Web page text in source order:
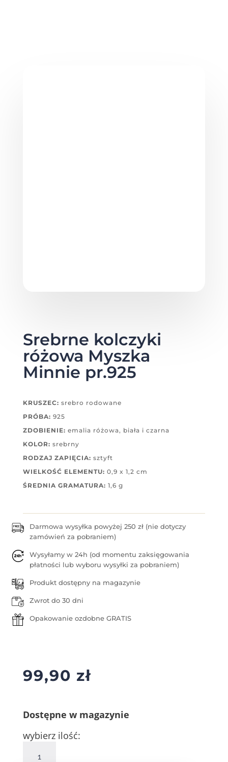
Srebrne kolczyki
różowa Myszka
Minnie pr.925
KRUSZEC: srebro rodowane
PRÓBA: 925
ZDOBIENIE: emalia różowa, biała i czarna
KOLOR: srebrny
RODZAJ ZAPIĘCIA: sztyft
WIELKOŚĆ ELEMENTU: 0,9 x 1,2 cm
ŚREDNIA GRAMATURA: 1,6 g
Darmowa wysyłka powyżej 250 zł (nie dotyczy
zamówień za pobraniem)
Wysyłamy w 24h (od momentu zaksięgowania
płatności lub wyboru wysyłki za pobraniem)
Produkt dostępny na magazynie
Zwrot do 30 dni
Opakowanie ozdobne GRATIS
99,90 zł
Dostępne w magazynie
wybierz ilość:
Srebrne